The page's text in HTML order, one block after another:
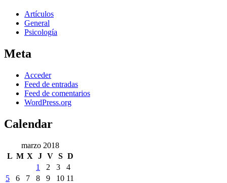
Artículos
General
Psicología
Meta
Acceder
Feed de entradas
Feed de comentarios
WordPress.org
Calendar
marzo 2018
L M X J V S D
1
2 3
4
5
6 7 8 9 10 11